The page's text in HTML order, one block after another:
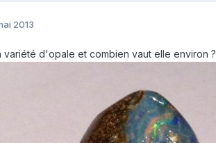
2013
variété d'opale et combien vaut elle environ ?